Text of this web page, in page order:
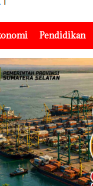
Pendidikan